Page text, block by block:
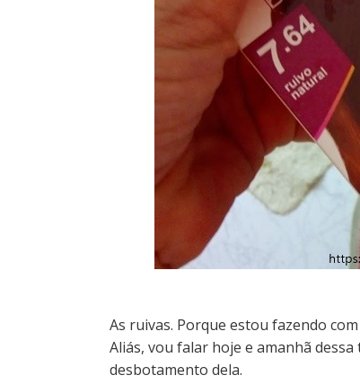
As ruivas. Porque estou fazendo
Aliás, vou falar hoje e amanhã
desbotamento dela.